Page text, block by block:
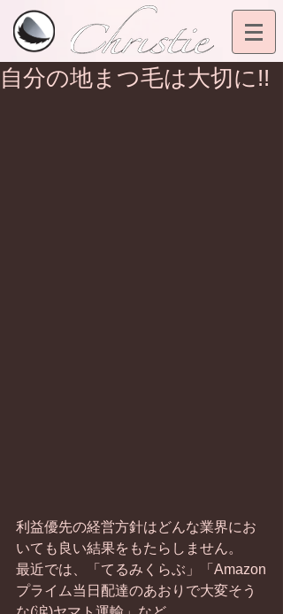
自分の地まつ毛は大切に!!
利益優先の経営方針はどんな業界にお
いても良い結果をもたらしません。
最近では、「てるみくらぶ」「Amazon
プライム当日配達のあおりで大変そう